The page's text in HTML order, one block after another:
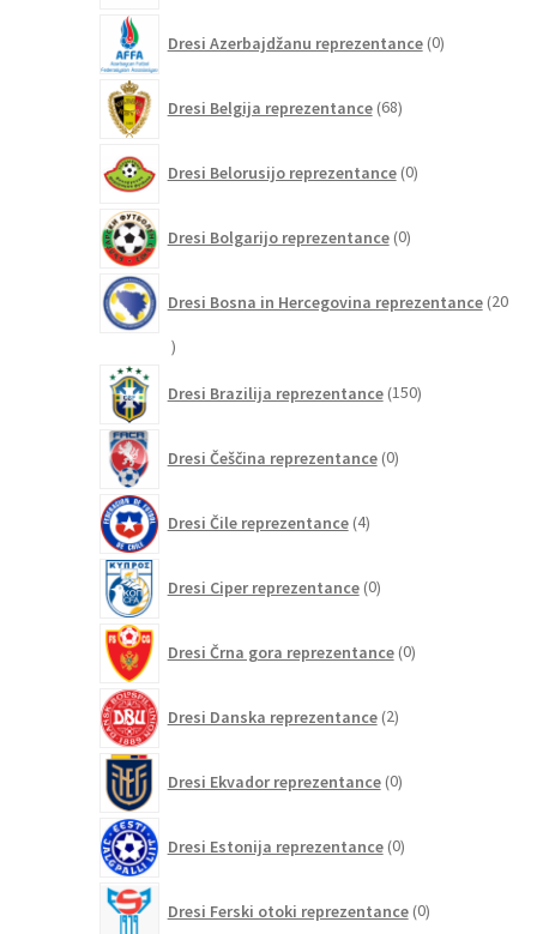
Dresi Azerbajdžanu reprezentance 0izdelkov
Dresi Belgija reprezentance 68izdelkov
Dresi Belorusijo reprezentance 0izdelkov
Dresi Bolgarijo reprezentance 0izdelkov
Dresi Bosna in Hercegovina reprezentance 20
20
Dresi Brazilija reprezentance 150izdelkov
Dresi Češčina reprezentance 0izdelkov
Dresi Čile reprezentance 4izdelki
Dresi Ciper reprezentance 0izdelkov
Dresi Črna gora reprezentance 0izdelkov
Dresi Danska reprezentance 2izdelka
Dresi Ekvador reprezentance 0izdelkov
Dresi Estonija reprezentance 0izdelkov
Dresi Ferski otoki reprezentance 0izdelkov